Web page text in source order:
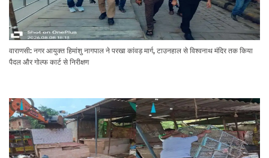
वाराणसी: नगर आयुक्त हिमांशु नागपाल ने परखा कांवड़ मार्ग, टाउनहाल से विश्वनाथ मंदिर तक किया
पैदल और गोल्फ कार्ट से निरीक्षण